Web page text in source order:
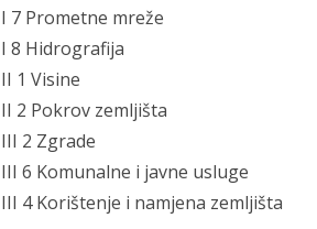
I 7 Prometne mreže
I 8 Hidrografija
II 1 Visine
II 2 Pokrov zemljišta
III 2 Zgrade
III 6 Komunalne i javne usluge
III 4 Korištenje i namjena zemljišta